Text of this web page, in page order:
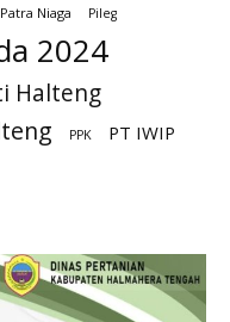
Niaga Pileg
2024
Halteng
PPK PT IWIP